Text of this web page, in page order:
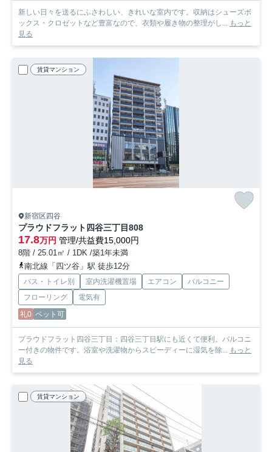
新しい日々を送るにふさわしい、きれいな室内です。収納はシューズボ
ックス・クロゼットなど豊富なので、衣類や履き物の整理がし... もっと
見る
賃貸マンション
新宿区四谷
プラウドフラット四谷三丁目808
17.8万円 管理/共益費15,000円
8階 / 25.01㎡ / 1DK /築1年未満
南北線「四ツ谷」駅 徒歩12分
バス・トイレ別 室内洗濯機置場 エアコン
バルコニー
フローリング
電気有
礼0 ペット可
プラウドフラット四谷三丁目：四谷三丁目駅にも近くて便利。バルコニ
ー付きの物件です。浴室や洗濯物からスピーディーに湿気を除... もっと
見る
賃貸マンション